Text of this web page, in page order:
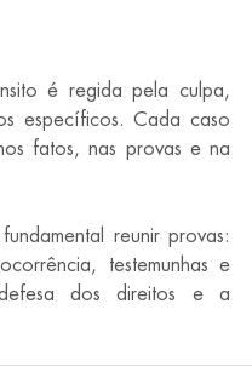
é regida pela culpa,
específicos. Cada caso
fatos, nas provas e na
reunir provas:
testemunhas e
dos direitos e a